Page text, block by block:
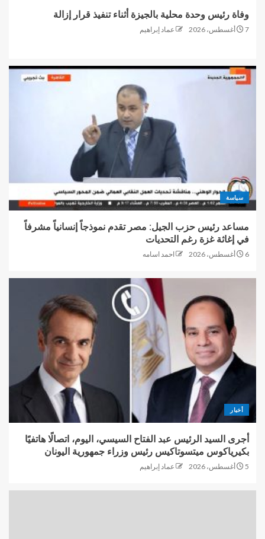
وفاة رئيس وحدة محلية بالجيزة أثناء تنفيذ قرار إزالة
7 أغسطس، 2026 عماد إبراهيم
سياسة
مساعد رئيس حزب الجيل: مصر تقدم نموذجاً إنسانياً مشرفاً
في إغاثة غزة رغم التحديات
6 أغسطس، 2026 احمد اسامه
أخبار
أجرى السيد الرئيس عبد الفتاح السيسي، اليوم، اتصالًا هاتفيًا
بكيرياكوس ميتسوتاكيس رئيس وزراء جمهورية اليونان
5 أغسطس، 2026 عماد إبراهيم